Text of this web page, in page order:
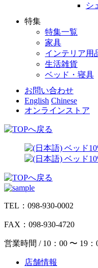
シ
特集
特集一覧
家具
インテリア用
生活雑貨
ベッド・寝具
お問い合わせ
English Chinese
オンラインストア
TEL：098-930-0002
FAX：098-930-4720
営業時間 / 10：00 〜 19
店舗情報